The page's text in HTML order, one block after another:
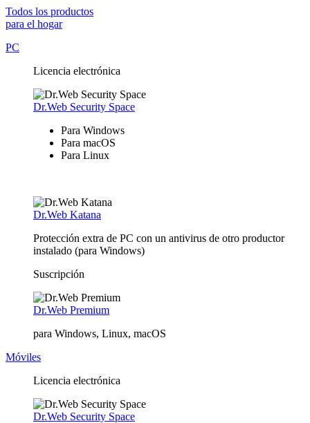
Todos los productos
para el hogar
PC
Licencia electrónica
Dr.Web Security Space
Para Windows
Para macOS
Para Linux
Dr.Web Katana
Protección extra de PC con un antivirus de otro productor
instalado (para Windows)
Suscripción
Dr.Web Premium
para Windows, Linux, macOS
Móviles
Licencia electrónica
Dr.Web Security Space